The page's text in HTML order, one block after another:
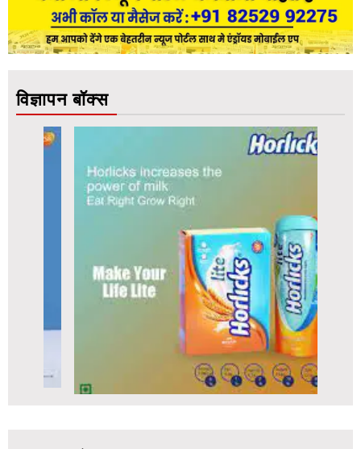
विज्ञापन बॉक्स